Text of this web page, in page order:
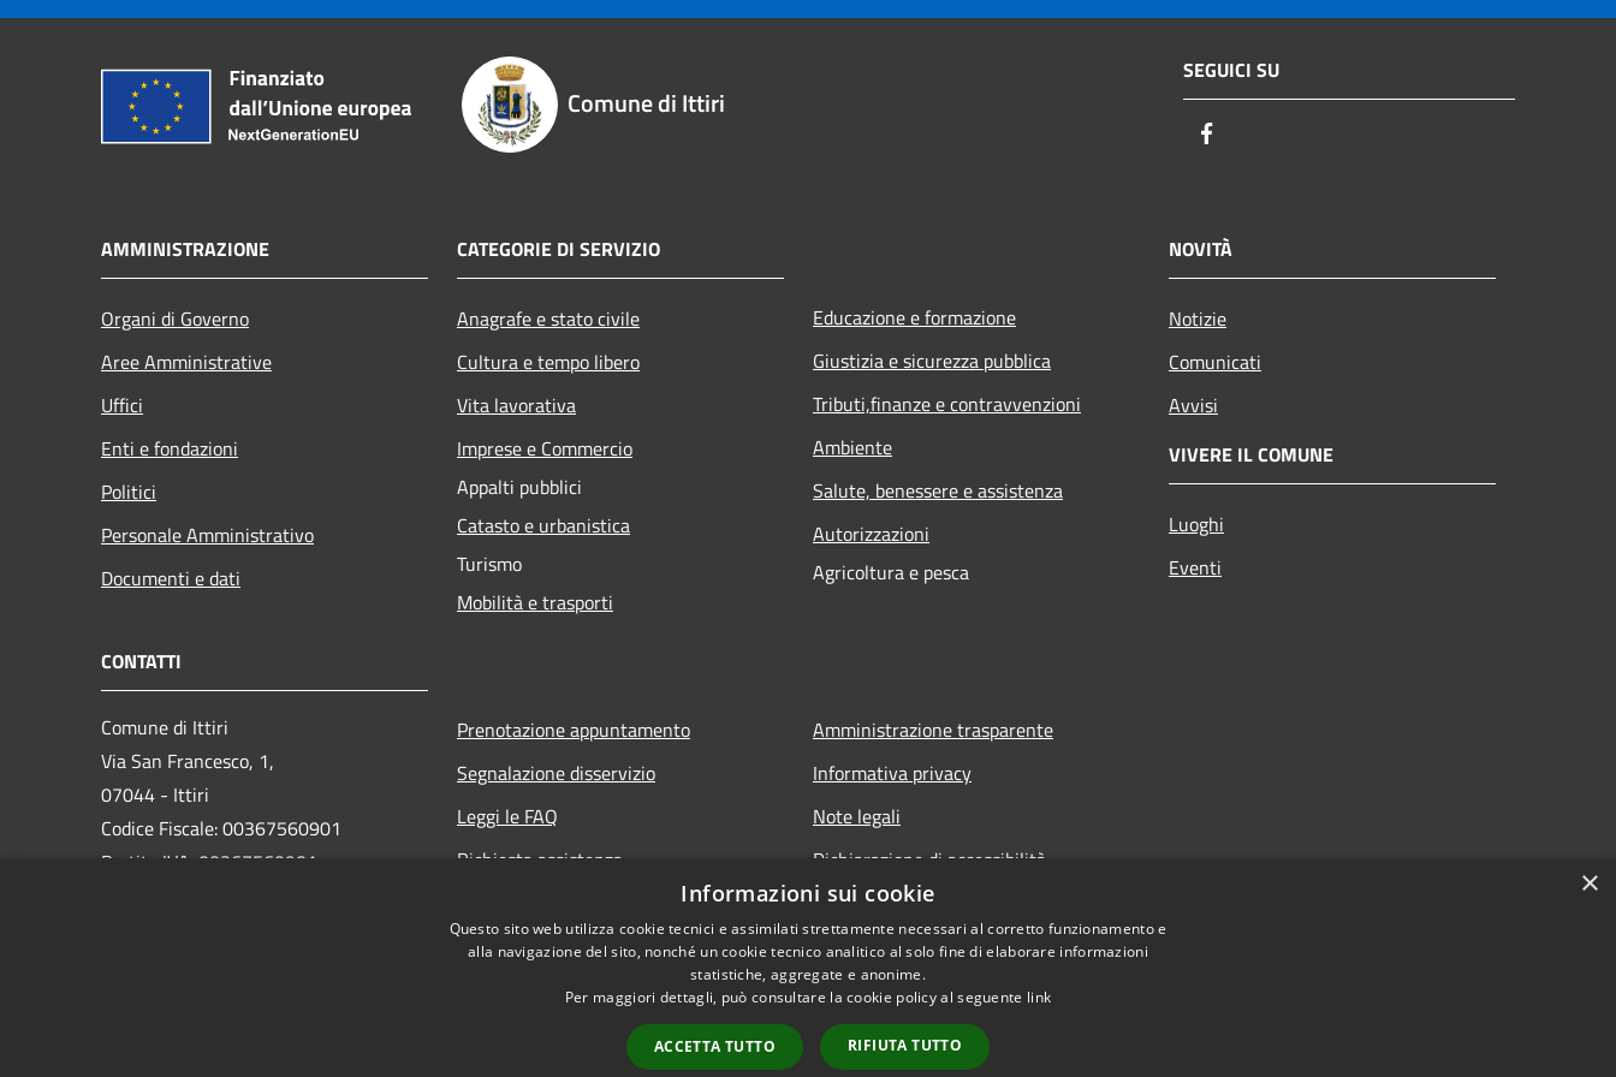
Comune di Ittiri
SEGUICI SU
AMMINISTRAZIONE
Organi di Governo
Aree Amministrative
Uffici
Enti e fondazioni
Politici
Personale Amministrativo
Documenti e dati
CATEGORIE DI SERVIZIO
Anagrafe e stato civile
Cultura e tempo libero
Vita lavorativa
Imprese e Commercio
Appalti pubblici
Catasto e urbanistica
Turismo
Mobilità e trasporti
Educazione e formazione
Giustizia e sicurezza pubblica
Tributi,finanze e contravvenzioni
Ambiente
Salute, benessere e assistenza
Autorizzazioni
Agricoltura e pesca
NOVITÀ
Notizie
Comunicati
Avvisi
VIVERE IL COMUNE
Luoghi
Eventi
CONTATTI
Comune di Ittiri
Via San Francesco, 1,
07044 - Ittiri
Codice Fiscale: 00367560901
Partita IVA: 00367560901
Prenotazione appuntamento
Segnalazione disservizio
Leggi le FAQ
Richiesta assistenza
Amministrazione trasparente
Informativa privacy
Note legali
Dichiarazione di accessibilità
Obiettivi di accessibilità
Storico Deliberazioni
×
Informazioni sui cookie
Questo sito web utilizza cookie tecnici e assimilati strettamente necessari al corretto funzionamento e
alla navigazione del sito, nonché un cookie tecnico analitico al solo fine di elaborare informazioni
statistiche, aggregate e anonime.
Per maggiori dettagli, può consultare la cookie policy al seguente link
ACCETTA TUTTO RIFIUTA TUTTO